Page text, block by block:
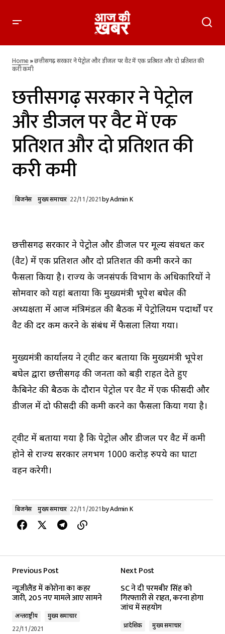
प्रतिशत की करी कमी
Home»छत्तीसगढ़ सरकार ने पेट्रोल और डीजल पर वैट में एक प्रतिशत और दो प्रतिशत की
करी कमी
छत्तीसगढ़ सरकार ने पेट्रोल
और डीजल पर वैट में एक
प्रतिशत और दो प्रतिशत की
करी कमी
बिजनेस मुख्य समाचार 22/11/2021byAdmin K
छत्तीसगढ़ सरकार ने पेट्रोल और डीजल पर मूल्य संवर्धित कर
(वैट) में एक प्रतिशत और दो प्रतिशत की कमी करने का
फैसला किया है। राज्य के जनसंपर्क विभाग के अधिकारियों ने
सोमवार को यहां बताया कि मुख्यमंत्री भूपेश बघेल की
अध्यक्षता में आज मंत्रिमंडल की बैठक में पेट्रोलियम पदार्थों पर
वैट की दर कम करने के संबंध में फैसला लिया गया।
मुख्यमंत्री कार्यालय ने ट्वीट कर बताया कि मुख्यमंत्री भूपेश
बघेल द्वारा छत्तीसगढ़ की जनता को बड़ी राहत देते हुए
कैबिनेट की बैठक के दौरान पेट्रोल पर वैट में एक फीसदी और
डीजल में दो फीसदी की कमी करने का फैसला किया गया है।
ट्वीट में बताया गया है कि पेट्रोल और डीजल पर वैट में कमी
होने से राज्य सरकार लगभग 1000 करोड़ रुपये का घाटा
वहन करेगी।
बिजनेस मुख्य समाचार 22/11/2021byAdmin K
Previous Post
न्यूजीलैंड में कोरोना का कहर
जारी, 205 नए मामले आए सामने
अन्तर्राष्ट्रीय
मुख्य समाचार
22/11/2021
Next Post
SC ने दी परमबीर सिंह को
गिरफ्तारी से राहत, करना होगा
जांच में सहयोग
प्रादेशिक
मुख्य समाचार